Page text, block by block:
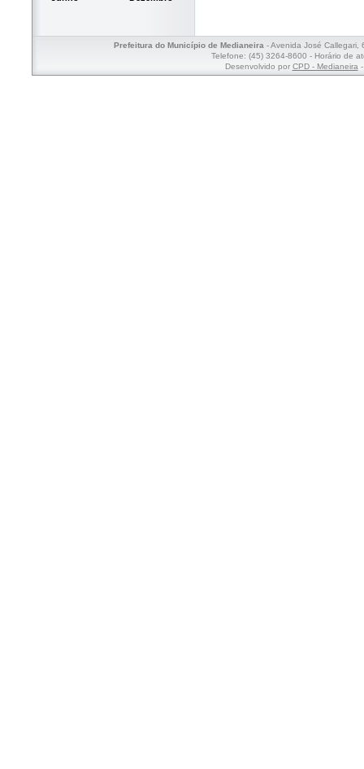
Prefeitura do Município de Medianeira- Avenida José Callegari,
Telefone: (45) 3264-8600 - Horário de
Desenvolvido por CPD - Medianeira-